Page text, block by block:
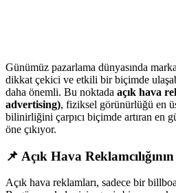
Günümüz pazarlama dünyasında
dikkat çekici ve etkili bir biçimde
daha önemli. Bu noktada açık hava
advertising), fiziksel görünürlüğü en
bilinirliğini çarpıcı biçimde artıran en
öne çıkıyor.
📌 Açık Hava
Açık hava reklamları, sadece bir